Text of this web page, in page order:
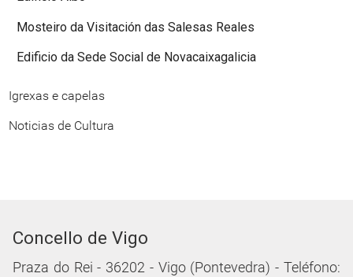
Mosteiro da Visitación das Salesas Reales
Edificio da Sede Social de Novacaixagalicia
Igrexas e capelas
Noticias de Cultura
Concello de Vigo
Praza do Rei - 36202 - Vigo (Pontevedra) - Teléfono: